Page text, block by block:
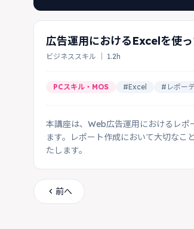
広告運用におけるExcelを使
ビジネススキル ｜ 1.2h
PCスキル・MOS #Excel #レポー
本講座は、Web広告運用におけるレポ
ます。レポート作成において大切なこ
たします。
chevron_left 前へ